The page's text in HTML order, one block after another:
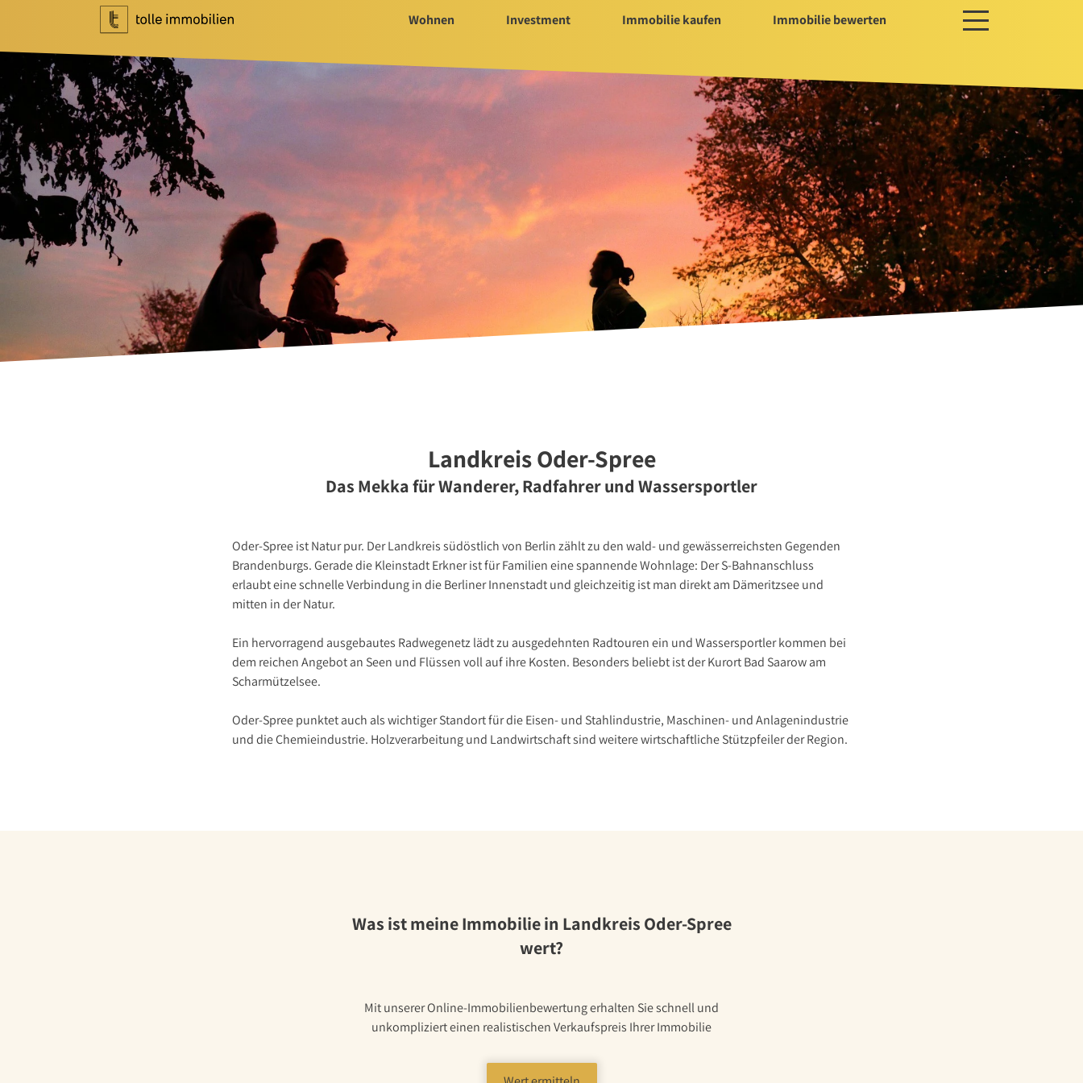
Wohnen Investment Immobilie kaufen Immobilie bewerten
Wohnen
Ihr Makler für Wohnen
Immobilie bewerten
Immobilie verkaufen
Referenzen
Tippgeber
Newsletter Wohnen
Ihr Makler für Investment
Investment Suchauftrag
Newsletter Investment
Immobilie kaufen
Suchauftrag Wohnen
Services
Bauträger / Projektentwickler
Hausverwaltung
Nachlassservice
Blog
Podcast
Ratgeber
Über Uns
Unternehmen
Team
Landkreis Oder-Spree
Das Mekka für Wanderer, Radfahrer und Wassersportler
Oder-Spree ist Natur pur. Der Landkreis südöstlich von Berlin zählt zu den wald- und gewässerreichsten Gegenden
Brandenburgs. Gerade die Kleinstadt Erkner ist für Familien eine spannende Wohnlage: Der S-Bahnanschluss
erlaubt eine schnelle Verbindung in die Berliner Innenstadt und gleichzeitig ist man direkt am Dämeritzsee und
mitten in der Natur.
Ein hervorragend ausgebautes Radwegenetz lädt zu ausgedehnten Radtouren ein und Wassersportler kommen bei
dem reichen Angebot an Seen und Flüssen voll auf ihre Kosten. Besonders beliebt ist der Kurort Bad Saarow am
Scharmützelsee.
Oder-Spree punktet auch als wichtiger Standort für die Eisen- und Stahlindustrie, Maschinen- und Anlagenindustrie
und die Chemieindustrie. Holzverarbeitung und Landwirtschaft sind weitere wirtschaftliche Stützpfeiler der Region.
Was ist meine Immobilie in Landkreis Oder-Spree
wert?
Mit unserer Online-Immobilienbewertung erhalten Sie schnell und
unkompliziert einen realistischen Verkaufspreis Ihrer Immobilie